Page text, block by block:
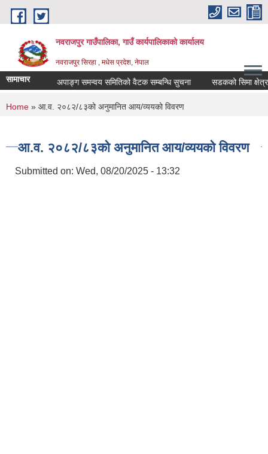
Skip to main content
नवराजपुर गाउँपालिका, गाउँ कार्यपालिकाको कार्यालय
नवराजपुर सिरहा , मधेस प्रदेश, नेपाल
सामाचार
। अपाङ्ग समन्वय समितिको वैटक सम्बन्धि सुचना सडकको सिमा क्षेत्र
You are here
Home » आ.व. २०८२/८३को अनुमानित आय/व्ययको विवरण
आ.व. २०८२/८३को अनुमानित आय/व्ययको विवरण
Submitted on: Wed, 08/20/2025 - 13:32